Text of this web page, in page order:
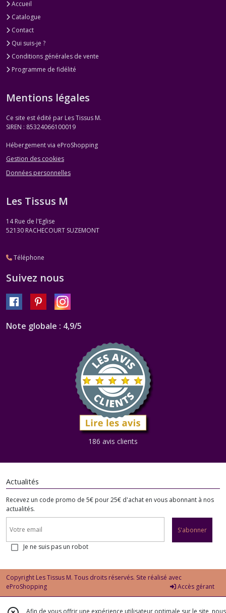
Accueil
Catalogue
Contact
Qui suis-je ?
Conditions générales de vente
Programme de fidélité
Mentions légales
Ce site est édité par Les Tissus M.
SIREN : 85324066100019
Hébergement via eProShopping
Gestion des cookies
Données personnelles
Les Tissus M
14 Rue de l'Eglise
52130 RACHECOURT SUZEMONT
Téléphone
Suivez nous
Note globale : 4,9/5
186 avis clients
Actualités
Recevez un code promo de 5€ pour 25€ d'achat en vous abonnant à nos
actualités.
S'abonner
Je ne suis pas un robot
Copyright Les Tissus M. Tous droits réservés. Site réalisé avec
eProShopping
Accès gérant
Afin de vous offrir une expérience utilisateur optimale sur le site, nous